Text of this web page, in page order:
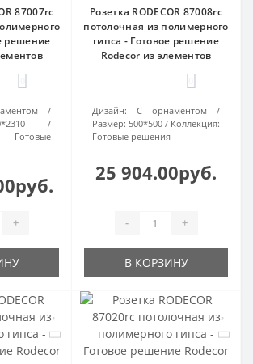
87007rc
решение
Готовые
+
Розетка RODECOR 87008rc
потолочная из полимерного
гипса - Готовое решение
Rodecor из элементов
Дизайн:
С орнаментом
Размер: 500*500
Коллекция:
Готовые решения
25 904.00руб.
- +
В КОРЗИНУ